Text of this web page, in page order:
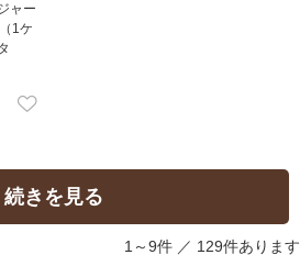
ャー
1ケ
続きを見る
1～9件 ／ 129件あります